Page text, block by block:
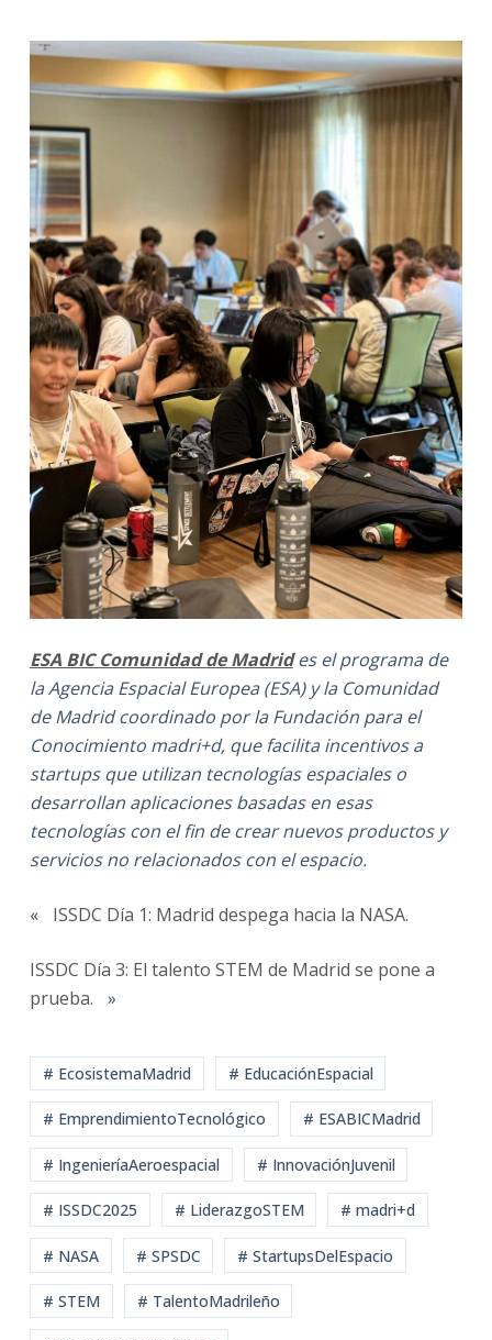
ESA BIC Comunidad de Madrid es el programa de
la Agencia Espacial Europea (ESA) y la Comunidad
de Madrid coordinado por la Fundación para el
Conocimiento madri+d, que facilita incentivos a
startups que utilizan tecnologías espaciales o
desarrollan aplicaciones basadas en esas
tecnologías con el fin de crear nuevos productos y
servicios no relacionados con el espacio.
« ISSDC Día 1: Madrid despega hacia la NASA.
ISSDC Día 3: El talento STEM de Madrid se pone a
prueba.
»
# EcosistemaMadrid # EducaciónEspacial
# EmprendimientoTecnológico # ESABICMadrid
# IngenieríaAeroespacial # InnovaciónJuvenil
# ISSDC2025 # LiderazgoSTEM # madri+d
# NASA # SPSDC # StartupsDelEspacio
# STEM # TalentoMadrileño